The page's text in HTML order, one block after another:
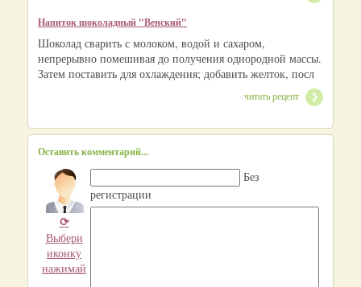
Напиток шоколадный "Венский"
Шоколад сварить с молоком, водой и сахаром,
непрерывно помешивая до получения однородной массы.
Затем поставить для охлаждения; добавить желток, посл
читать рецепт
Оставить комментарий...
⟳
Выбери
иконку
нажимай
Без
регистрации